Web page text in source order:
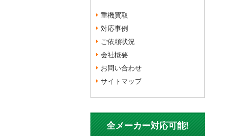
重機買取
対応事例
ご依頼状況
会社概要
お問い合わせ
サイトマップ
全メーカー対応可能!